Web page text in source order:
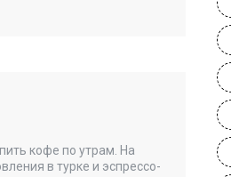
кофе по утрам. На
в турке и эспрессо-